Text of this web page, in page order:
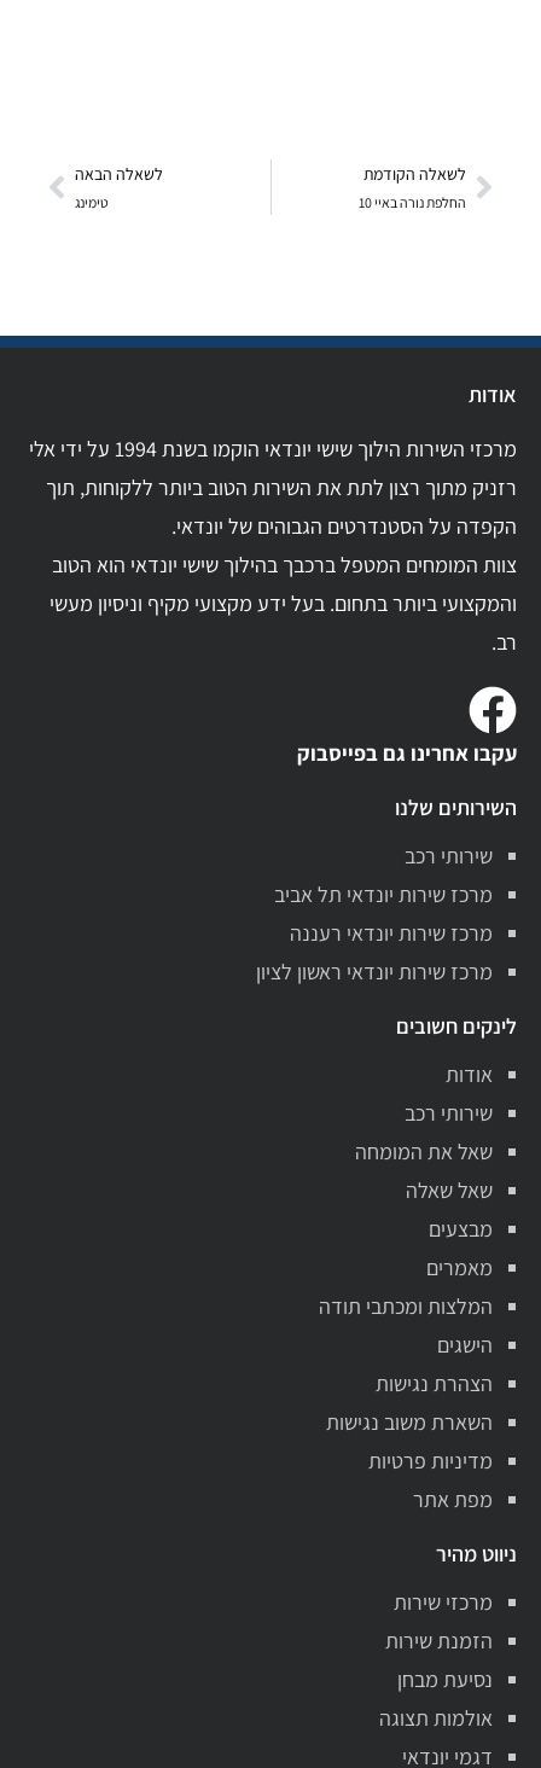
לשאלה הקודמת
החלפת נורה באיי 10
לשאלה הבאה
טימינג
אודות
מרכזי השירות הילוך שישי יונדאי הוקמו בשנת 1994 על ידי אלי
רזניק מתוך רצון לתת את השירות הטוב ביותר ללקוחות, תוך
הקפדה על הסטנדרטים הגבוהים של יונדאי.
צוות המומחים המטפל ברכבך בהילוך שישי יונדאי הוא הטוב
והמקצועי ביותר בתחום. בעל ידע מקצועי מקיף וניסיון מעשי
רב.
עקבו אחרינו גם בפייסבוק
השירותים שלנו
שירותי רכב
מרכז שירות יונדאי תל אביב
מרכז שירות יונדאי רעננה
מרכז שירות יונדאי ראשון לציון
לינקים חשובים
אודות
שירותי רכב
שאל את המומחה
שאל שאלה
מבצעים
מאמרים
המלצות ומכתבי תודה
הישגים
הצהרת נגישות
השארת משוב נגישות
מדיניות פרטיות
מפת אתר
ניווט מהיר
מרכזי שירות
הזמנת שירות
נסיעת מבחן
אולמות תצוגה
דגמי יונדאי